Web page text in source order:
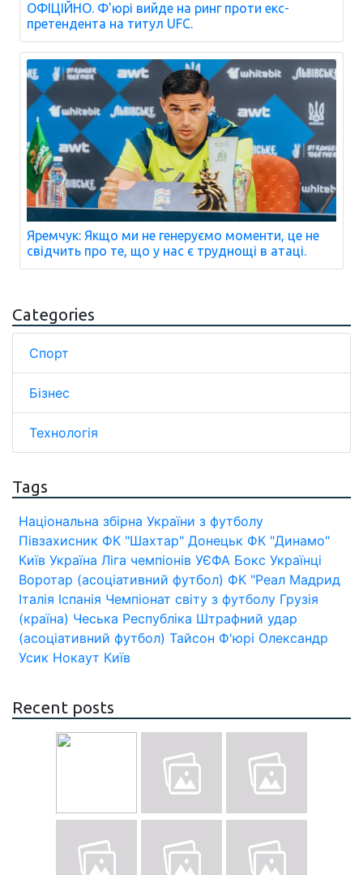
ОФІЦІЙНО. Ф'юрі вийде на ринг проти екс-
претендента на титул UFC.
Яремчук: Якщо ми не генеруємо моменти, це не
свідчить про те, що у нас є труднощі в атаці.
Categories
Спорт
Бізнес
Технологія
Tags
Національна збірна України з футболу
Півзахисник ФК "Шахтар" Донецьк ФК "Динамо"
Київ Україна Ліга чемпіонів УЄФА Бокс Українці
Воротар (асоціативний футбол) ФК "Реал Мадрид
Італія Іспанія Чемпіонат світу з футболу Грузія
(країна) Чеська Республіка Штрафний удар
(асоціативний футбол) Тайсон Ф'юрі Олександр
Усик Нокаут Київ
Recent posts